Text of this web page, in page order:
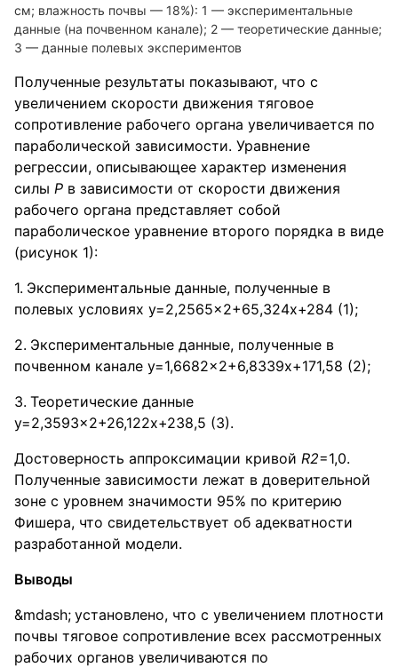
см; влажность почвы — 18%): 1 — экспериментальные
данные (на почвенном канале); 2 — теоретические данные;
3 — данные полевых экспериментов
Полученные результаты показывают, что с
увеличением скорости движения тяговое
сопротивление рабочего органа увеличивается по
параболической зависимости. Уравнение
регрессии, описывающее характер изменения
силы Р в зависимости от скорости движения
рабочего органа представляет собой
параболическое уравнение второго порядка в виде
(рисунок 1):
Экспериментальные данные, полученные в
полевых условиях y=2,2565x2+65,324x+284 (1);
Экспериментальные данные, полученные в
почвенном канале y=1,6682x2+6,8339x+171,58 (2);
Теоретические данные
y=2,3593x2+26,122x+238,5 (3).
Достоверность аппроксимации кривой R2=1,0.
Полученные зависимости лежат в доверительной
зоне с уровнем значимости 95% по критерию
Фишера, что свидетельствует об адекватности
разработанной модели.
Выводы
установлено, что с увеличением плотности
почвы тяговое сопротивление всех рассмотренных
рабочих органов увеличиваются по